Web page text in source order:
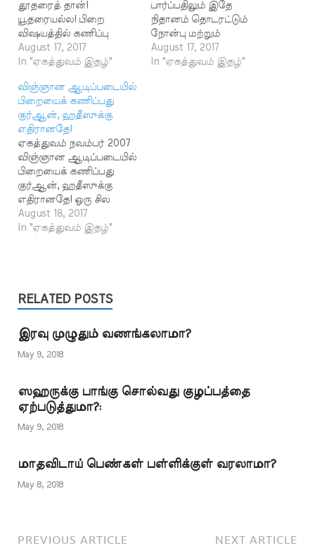
தூதரைத் தான்!
யூதரையல்ல! பிறை
விஷயத்தில் கணிப்பு
என்ற பெயரில்
கலாச்சாரத் திணிப்பு
து, கடந்த அக்டோபர் மாத
இதழில் நாம் கட்டுரை
வெளியிட்டிருந்தோம்.அல்
லாஹ்வின்தூதர் (ஸல்)
அவர்களின்
வழிகாட்டுதலுக்கு
மாற்றமாக, பிறையை
முன்கூட்டியே கணித்துத்
தீர்மானிப்பவர்கள்
தெளிவாக யூத, கிறித்தவ
கலாச்சாரத்தையேபின்பற்
ந்தோம். சவூதிய
பிறையின் பெயரால்
பிரிவினையை
ஏற்படுத்தும்
வெளுத்துவிட்டதால்
அதைக் கண்டு…
August 17, 2017
In "ஏகத்துவம் இதழ்"
பார்ப்பதிலும் இதே
நிதானம் தொடரட்டும்
நோன்பு மற்றும்
பெருநாட்கள்
உலகெங்கிலும் ஒரே
ஆரம்பத்திலேயே,
August 17, 2017
In "ஏகத்துவம் இதழ்"
விஞ்ஞான ஆடிப்படையில்
பிறையைக் கணிப்பது
குர்ஆன், ஹதீஸுக்கு
எதிரானதே!
ஏகத்துவம் நவம்பர் 2007
விஞ்ஞான ஆடிப்படையில்
பிறையைக் கணிப்பது
குர்ஆன், ஹதீஸுக்கு
எதிரானதே! ஒரு சில
இடங்களைத் தவிர
இந்தியா முழுவதும் கடந்த
மேக மூட்டத்தின்
காரணமாக பிறை
தென்படாததால்
அல்லாஹ்வின் தூதர்
(ஸல்) அவர்கள் காட்டித்
பூர்த்தியாக்கப்பட்டு
பெருநாள்
கொண்டாடப்பட்டது.
அடிப்படையில் தான்
செயல்பட வேண்டும்…
August 18, 2017
In "ஏகத்துவம் இதழ்"
RELATED POSTS
இரவு முழுதும் வணங்கலாமா?
May 9, 2018
ஸஹருக்கு பாங்கு சொல்வது குழப்பத்தை
ஏற்படுத்துமா?:
May 9, 2018
மாதவிடாய் பெண்கள் பள்ளிக்குள் வரலாமா?
May 8, 2018
PREVIOUS ARTICLE NEXT ARTICLE